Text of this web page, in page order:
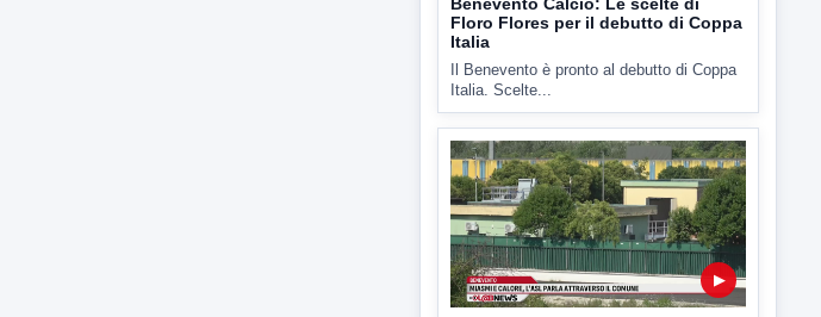
▶
7 AGOSTO 2026 ATTUALITÀ
Miasmi e Calore, l'ASL parla
attraverso il Comune